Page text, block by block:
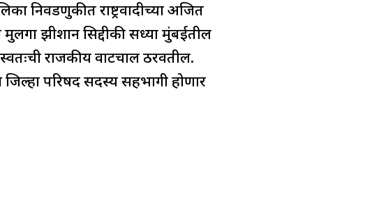
निवडणुकीत राष्ट्रवादीच्या अजित
झीशान सिद्दीकी सध्या मुंबईतील
राजकीय वाटचाल ठरवतील.
परिषद सदस्य सहभागी होणार